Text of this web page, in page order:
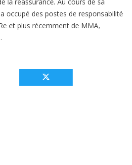
occupé des postes de responsabilité
et plus récemment de MMA,